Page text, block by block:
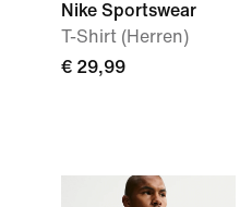
Nike Sportswear
T-Shirt (Herren)
€ 29,99